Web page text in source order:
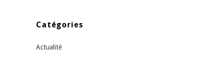
Catégories
Actualité